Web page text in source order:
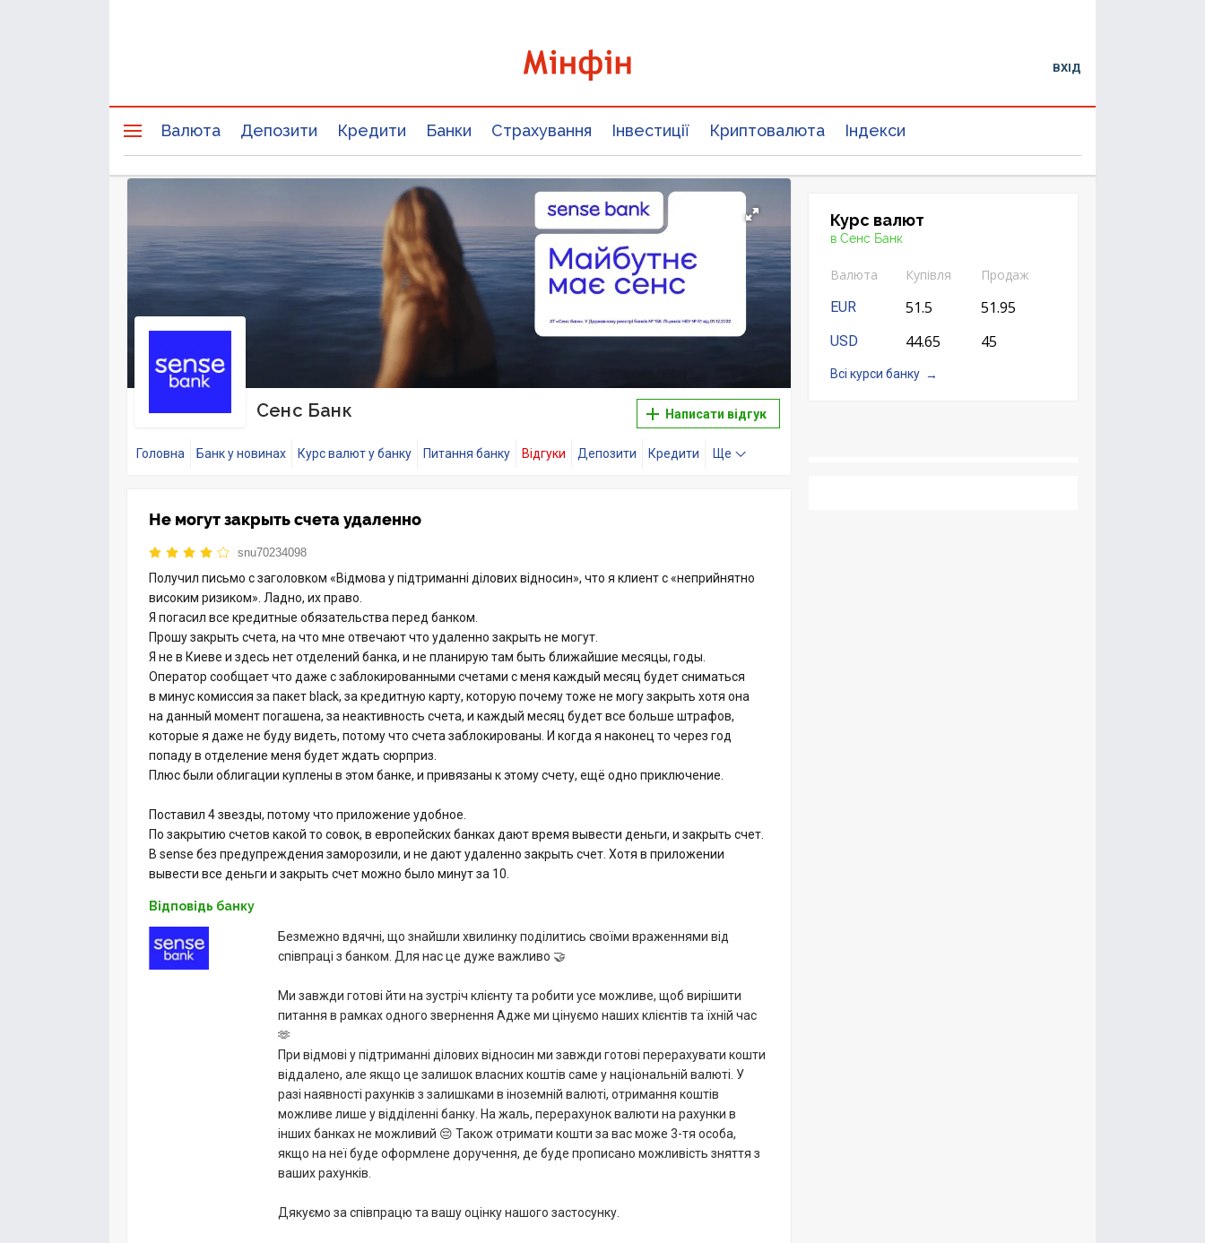
ВХІД
Валюта Депозити Кредити Банки Страхування Інвестиції Криптовалюта Індекси
Сенс Банк Написати відгук
Головна Банк у новинах Курс валют у банку Питання банку Відгуки Депозити Кредити Ще
Не могут закрыть счета удаленно
snu70234098
Получил письмо с заголовком «Відмова у підтриманні ділових відносин», что я клиент с «неприйнятно
високим ризиком». Ладно, их право.
Я погасил все кредитные обязательства перед банком.
Прошу закрыть счета, на что мне отвечают что удаленно закрыть не могут.
Я не в Киеве и здесь нет отделений банка, и не планирую там быть ближайшие месяцы, годы.
Оператор сообщает что даже с заблокированными счетами с меня каждый месяц будет сниматься
в минус комиссия за пакет black, за кредитную карту, которую почему тоже не могу закрыть хотя она
на данный момент погашена, за неактивность счета, и каждый месяц будет все больше штрафов,
которые я даже не буду видеть, потому что счета заблокированы. И когда я наконец то через год
попаду в отделение меня будет ждать сюрприз.
Плюс были облигации куплены в этом банке, и привязаны к этому счету, ещё одно приключение.
Поставил 4 звезды, потому что приложение удобное.
По закрытию счетов какой то совок, в европейских банках дают время вывести деньги, и закрыть счет.
В sense без предупреждения заморозили, и не дают удаленно закрыть счет. Хотя в приложении
вывести все деньги и закрыть счет можно было минут за 10.
Відповідь банку
Безмежно вдячні, що знайшли хвилинку поділитись своїми враженнями від
співпраці з банком. Для нас це дуже важливо 🤝
Ми завжди готові йти на зустріч клієнту та робити усе можливе, щоб вирішити
питання в рамках одного звернення Адже ми цінуємо наших клієнтів та їхній час
🫶
При відмові у підтриманні ділових відносин ми завжди готові перерахувати кошти
віддалено, але якщо це залишок власних коштів саме у національній валюті. У
разі наявності рахунків з залишками в іноземній валюті, отримання коштів
можливе лише у відділенні банку. На жаль, перерахунок валюти на рахунки в
інших банках не можливий 😔 Також отримати кошти за вас може 3-тя особа,
якщо на неї буде оформлене доручення, де буде прописано можливість зняття з
ваших рахунків.
Дякуємо за співпрацю та вашу оцінку нашого застосунку.
Курс валют
в Сенс Банк
Валюта Купівля
Продаж
EUR
51.5 51.95
USD 44.65 45
Всі курси банку